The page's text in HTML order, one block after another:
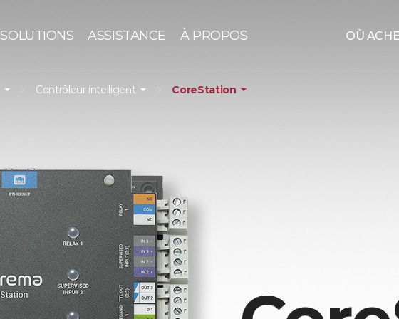
SOLUTIONS ASSISTANCE À PROPOS OÙ
Contrôleur intelligent CoreStation